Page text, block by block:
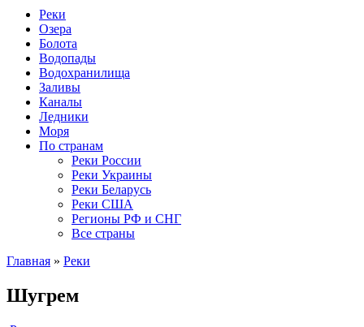
Реки
Озера
Болота
Водопады
Водохранилища
Заливы
Каналы
Ледники
Моря
По странам
Реки России
Реки Украины
Реки Беларусь
Реки США
Регионы РФ и СНГ
Все страны
Главная » Реки
Шугрем